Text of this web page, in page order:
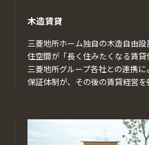
木造賃貸
三菱地所ホーム独自の木造自由
住空間が「長く住みたくなる賃貸
三菱地所グループ各社との連携
保証体制が、その後の賃貸経営を